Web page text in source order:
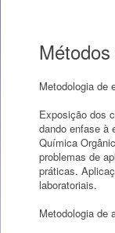
Metodologia de
Exposição dos
dando enfase à
Química
problemas de
práticas.
laboratoriais.
Metodologia de